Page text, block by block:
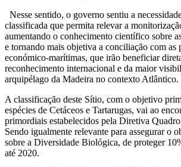
Nesse sentido, o governo sentiu a
classificada que permita relevar a
aumentando o conhecimento científico sobre
e tornando mais objetiva a conciliação com as
económico-marítimas, que irão beneficiar
reconhecimento internacional e da maior
arquipélago da Madeira no contexto Atlântico.
A classificação deste Sítio, com o objetivo
espécies de Cetáceos e Tartarugas, vai ao
primordiais estabelecidos pela Diretiva
Sendo igualmente relevante para assegurar o
sobre a Diversidade Biológica, de proteger
até 2020.